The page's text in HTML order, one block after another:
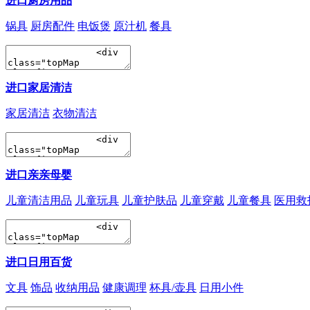
锅具 厨房配件 电饭煲 原汁机 餐具
进口家居清洁
家居清洁 衣物清洁
进口亲亲母婴
儿童清洁用品 儿童玩具 儿童护肤品 儿童穿戴 儿童餐具 医用救
进口日用百货
文具 饰品 收纳用品 健康调理 杯具/壶具 日用小件